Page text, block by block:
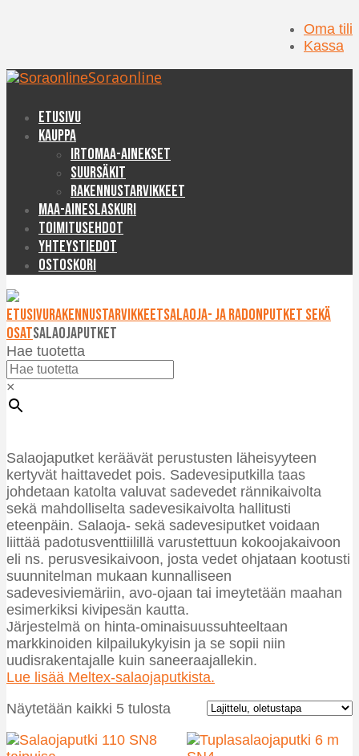
Oma tili
Kassa
Soraonline
Etusivu
Kauppa
Irtomaa-ainekset
Suursäkit
Rakennustarvikkeet
Maa-aineslaskuri
Toimitusehdot
Yhteystiedot
Ostoskori
EtusivuRakennustarvikkeetSalaoja- ja radonputket sekä
osatSalaojaputket
Hae tuotetta
×
Salaojaputket keräävät perustusten läheisyyteen
kertyvät haittavedet pois. Sadevesiputkilla taas
johdetaan katolta valuvat sadevedet rännikaivolta
sekä mahdolliselta sadevesikaivolta hallitusti
eteenpäin. Salaoja- sekä sadevesiputket voidaan
liittää padotusventtiilillä varustettuun kokoojakaivoon
eli ns. perusvesikaivoon, josta vedet ohjataan kootusti
suunnitelman mukaan kunnalliseen
sadevesiviemäriin, avo-ojaan tai imeytetään maahan
esimerkiksi kivipesän kautta.
Järjestelmä on hinta-ominaisuussuhteeltaan
markkinoiden kilpailukykyisin ja se sopii niin
uudisrakentajalle kuin saneeraajallekin.
Lue lisää Meltex-salaojaputkista.
Näytetään kaikki 5 tulosta